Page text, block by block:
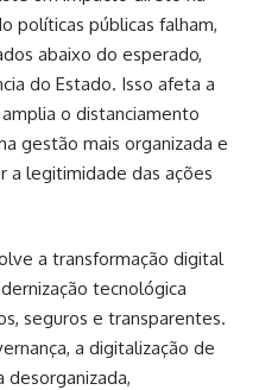
políticas públicas falham,
abaixo do esperado,
do Estado. Isso afeta a
o distanciamento
gestão mais organizada e
legitimidade das ações
a transformação digital
tecnológica
seguros e transparentes.
a digitalização de